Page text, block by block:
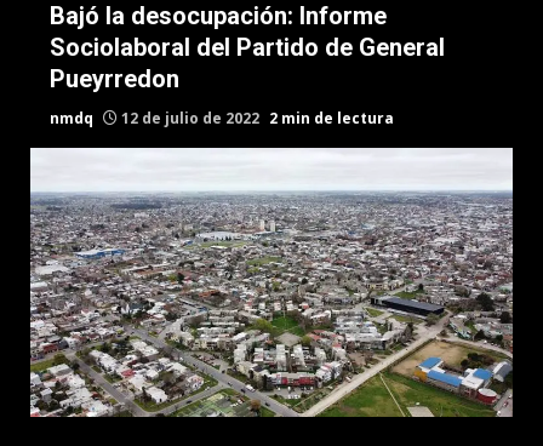
Bajó la desocupación: Informe
Sociolaboral del Partido de General
Pueyrredon
nmdq 12 de julio de 2022 2 min de lectura